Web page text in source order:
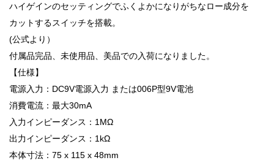
ハイゲインのセッティングでふくよかになりがちなロー成分を
カットするスイッチを搭載。
(公式より）
付属品完品、未使用品、美品での入荷になりました。
【仕様】
電源入力：DC9V電源入力 または006P型9V電池
消費電流：最大30mA
入力インピーダンス：1MΩ
出力インピーダンス：1kΩ
本体寸法：75 x 115 x 48mm